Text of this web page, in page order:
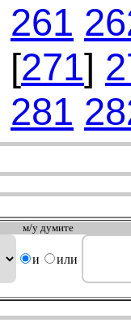
261
[271]
281
м/у думите
и или